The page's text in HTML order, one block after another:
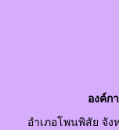
องค์ก
อำเภอโพนพิสัย จัง